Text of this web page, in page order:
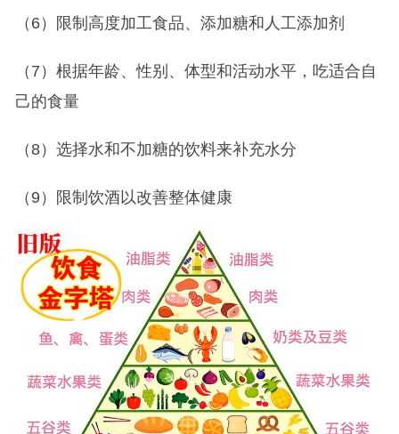
（6）限制高度加工食品、添加糖和人工添加剂
（7）根据年龄、性别、体型和活动水平，吃适合自
己的食量
（8）选择水和不加糖的饮料来补充水分
（9）限制饮酒以改善整体健康